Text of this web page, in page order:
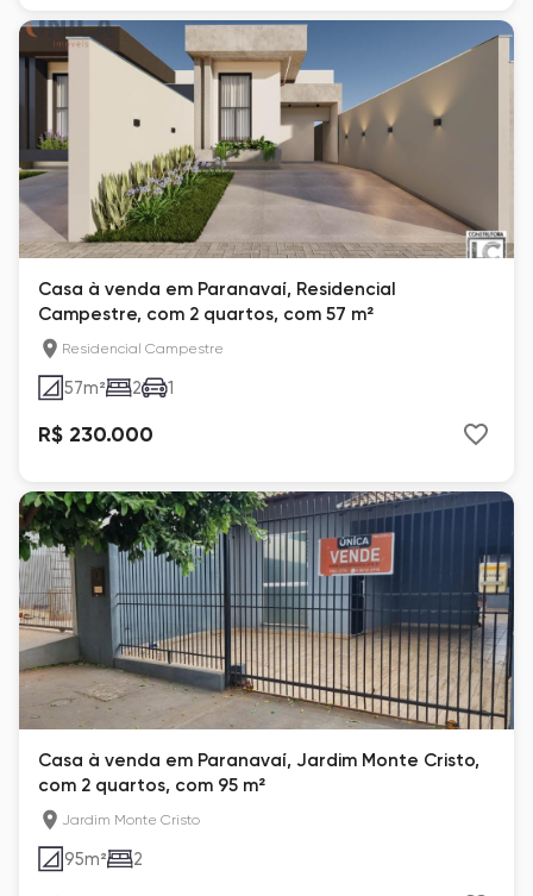
Casa à venda em Paranavaí, Residencial
Campestre, com 2 quartos, com 57 m²
Residencial Campestre
57m² 2 1
R$ 230.000
Casa à venda em Paranavaí, Jardim Monte Cristo,
com 2 quartos, com 95 m²
Jardim Monte Cristo
95m² 2